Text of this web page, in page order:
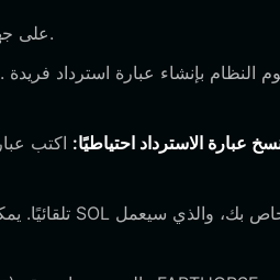
على جهازك المفضل.
عبارة الاسترداد احتياطيًا: